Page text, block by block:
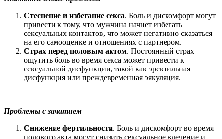
Стеснение и избегание секса. Боль и дискомфорт могут
привести к тому, что мужчина начнет избегать
сексуальных контактов, что может негативно сказаться
на его самооценке и отношениях с партнером.
Страх перед половым актом. Постоянный страх
ощутить боль во время секса может привести к
сексуальной дисфункции, такой как эректильная
дисфункция или преждевременная эякуляция.
Проблемы с зачатием
Снижение фертильности. Боль и дискомфорт во время
полового акта могут снизить сексуальное влечение и